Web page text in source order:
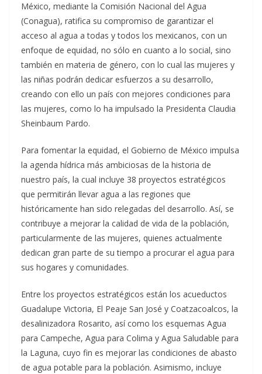
México, mediante la Comisión Nacional del Agua
(Conagua), ratifica su compromiso de garantizar el
acceso al agua a todas y todos los mexicanos, con un
enfoque de equidad, no sólo en cuanto a lo social, sino
también en materia de género, con lo cual las mujeres y
las niñas podrán dedicar esfuerzos a su desarrollo,
creando con ello un país con mejores condiciones para
las mujeres, como lo ha impulsado la Presidenta Claudia
Sheinbaum Pardo.
Para fomentar la equidad, el Gobierno de México impulsa
la agenda hídrica más ambiciosas de la historia de
nuestro país, la cual incluye 38 proyectos estratégicos
que permitirán llevar agua a las regiones que
históricamente han sido relegadas del desarrollo. Así, se
contribuye a mejorar la calidad de vida de la población,
particularmente de las mujeres, quienes actualmente
dedican gran parte de su tiempo a procurar el agua para
sus hogares y comunidades.
Entre los proyectos estratégicos están los acueductos
Guadalupe Victoria, El Peaje San José y Coatzacoalcos, la
desalinizadora Rosarito, así como los esquemas Agua
para Campeche, Agua para Colima y Agua Saludable para
la Laguna, cuyo fin es mejorar las condiciones de abasto
de agua potable para la población. Asimismo, incluye